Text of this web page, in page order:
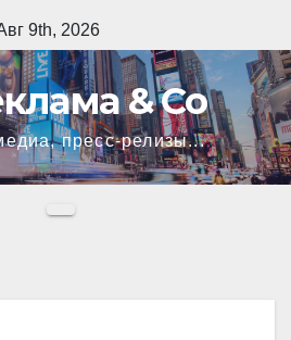
9th, 2026
& Co
пресс-релизы...